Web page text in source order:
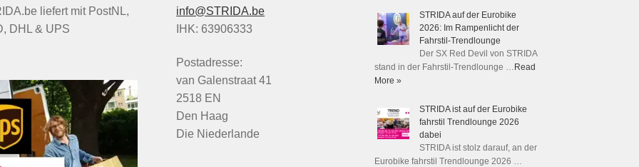
liefert mit PostNL,
DHL & UPS
info@STRIDA.be
IHK: 63906333
Postadresse:
van Galenstraat 41
2518 EN
Den Haag
Die Niederlande
STRIDA auf der Eurobike
2026: Im Rampenlicht der
Fahrstil-Trendlounge
Der SX Red Devil von STRIDA
stand in der Fahrstil-Trendlounge … Read
More »
STRIDA ist auf der Eurobike
fahrstil Trendlounge 2026
dabei
STRIDA ist stolz darauf, an der
Eurobike fahrstil Trendlounge 2026 …